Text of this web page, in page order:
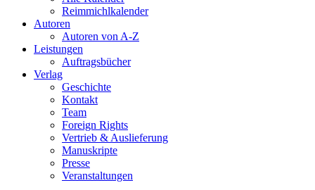
Reimmichlkalender
Autoren
Autoren von A-Z
Leistungen
Auftragsbücher
Verlag
Geschichte
Kontakt
Team
Foreign Rights
Vertrieb & Auslieferung
Manuskripte
Presse
Veranstaltungen